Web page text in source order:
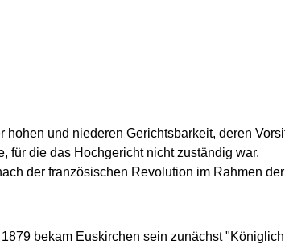
und niederen Gerichtsbarkeit, deren
für die das Hochgericht nicht zuständig war.
der französischen Revolution im Rahmen
bekam Euskirchen sein zunächst